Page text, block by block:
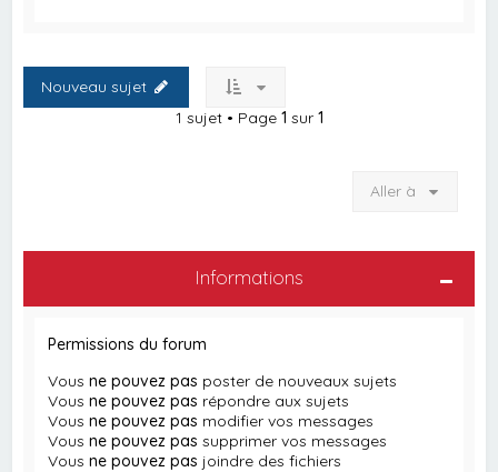
Nouveau sujet
1 sujet • Page 1 sur 1
Aller à
Informations
Permissions du forum
Vousne pouvez pas poster de nouveaux sujets
Vousne pouvez pas répondre aux sujets
Vousne pouvez pas modifier vos messages
Vousne pouvez pas supprimer vos messages
Vousne pouvez pas joindre des fichiers